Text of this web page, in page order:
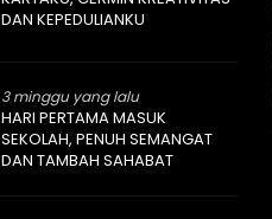
DAN KEPEDULIANKU
3 minggu yang lalu
HARI PERTAMA MASUK
SEKOLAH, PENUH SEMANGAT
DAN TAMBAH SAHABAT